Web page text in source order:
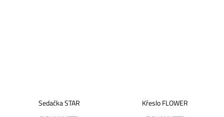
Sedačka STAR Křeslo FLOWER